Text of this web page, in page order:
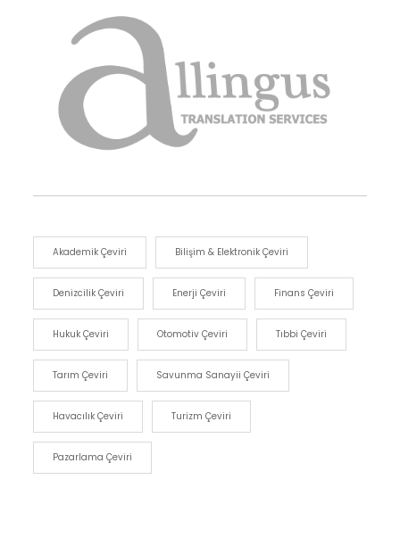
Akademik Çeviri Bilişim & Elektronik Çeviri
Denizcilik Çeviri Enerji Çeviri Finans Çeviri
Hukuk Çeviri Otomotiv Çeviri Tıbbi Çeviri
Tarım Çeviri Savunma Sanayii Çeviri
Havacılık Çeviri Turizm Çeviri
Pazarlama Çeviri